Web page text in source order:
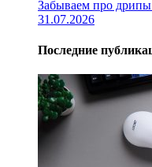
Забываем про
31.07.2026
Последние